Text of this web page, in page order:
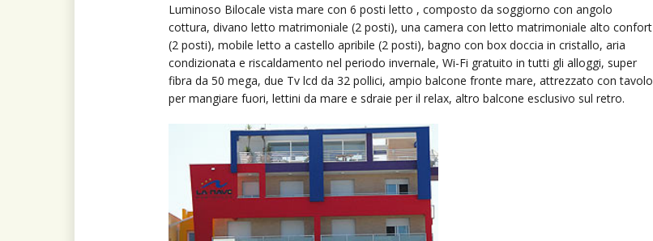
Luminoso Bilocale vista mare con 6 posti letto , composto da soggiorno con angolo
cottura, divano letto matrimoniale (2 posti), una camera con letto matrimoniale alto confort
(2 posti), mobile letto a castello apribile (2 posti), bagno con box doccia in cristallo, aria
condizionata e riscaldamento nel periodo invernale, Wi-Fi gratuito in tutti gli alloggi, super
fibra da 50 mega, due Tv lcd da 32 pollici, ampio balcone fronte mare, attrezzato con tavolo
per mangiare fuori, lettini da mare e sdraie per il relax, altro balcone esclusivo sul retro.